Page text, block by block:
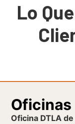
Lo
Oficinas
Oficina DTLA